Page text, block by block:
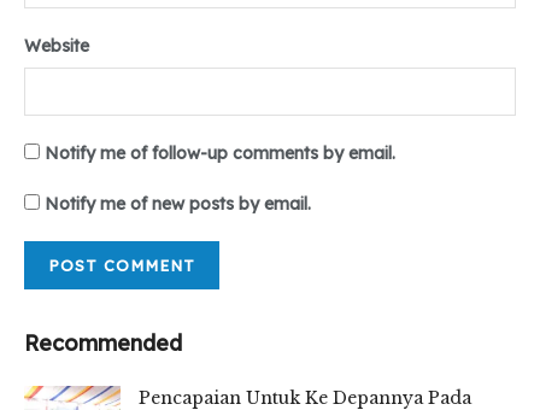
Website
Notify me of follow-up comments by email.
Notify me of new posts by email.
Recommended
Pencapaian Untuk Ke Depannya Pada